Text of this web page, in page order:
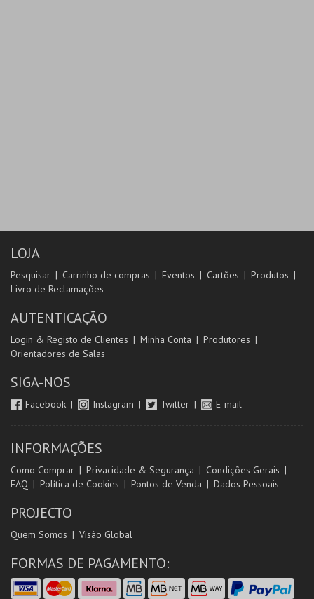
LOJA
Pesquisar Carrinho de compras Eventos Cartões
Produtos
Livro de Reclamações
AUTENTICAÇÃO
Login & Registo de Clientes Minha Conta
Produtores
Orientadores de Salas
SIGA-NOS
Facebook Instagram Twitter E-mail
INFORMAÇÕES
Como Comprar Privacidade & Segurança
Condições Gerais
FAQ
Política de Cookies Pontos de Venda Dados Pessoais
PROJECTO
Quem Somos Visão Global
FORMAS DE PAGAMENTO: